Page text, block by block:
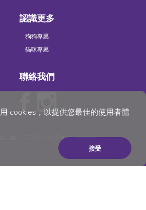
cookies，以提供您最佳的使用者體
接受
認識更多
狗狗專屬
貓咪專屬
聯絡我們
Pet , LLC 2023. All Rights Reserved